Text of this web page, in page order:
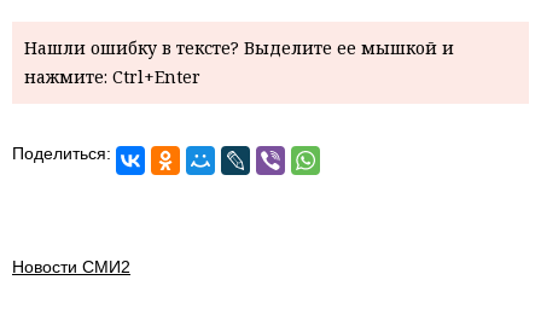
Нашли ошибку в тексте? Выделите ее мышкой и
нажмите: Ctrl+Enter
Поделиться:
Новости СМИ2